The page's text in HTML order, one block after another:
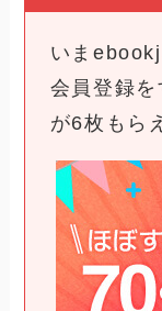
いま
会員登録
が6枚もら